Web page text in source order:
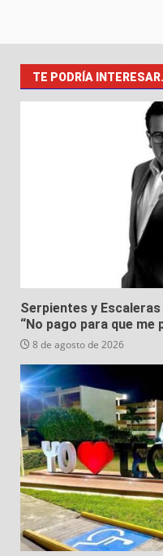
TE PODRÍA
Serpientes y Escaleras
“No pago para que me
8 de agosto de 2026